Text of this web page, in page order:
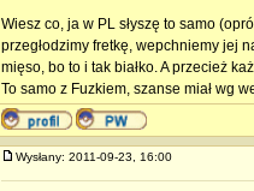
Wiesz co, ja w PL słyszę to samo
przegłodzimy fretkę, wepchniemy jej
mięso, bo to i tak białko. A przecież
To samo z Fuzkiem, szanse miał wg
Wysłany: 2011-09-23, 16:00